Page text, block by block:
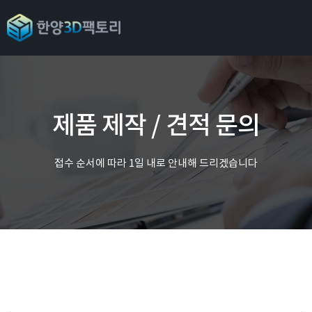
제품 제작 / 견적 문의
접수 순서에 따라 1일 내로 안내해 드리겠습니다